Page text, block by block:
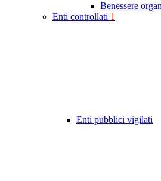
Benessere
Enti controllati 1
Enti pubblici vigilati